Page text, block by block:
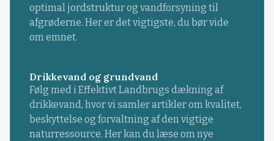
optimal jordstruktur og vandforsyning til
afgrøderne. Her er det vigtigste, du bør vide
om emnet.
Drikkevand og grundvand
Følg med i Effektivt Landbrugs dækning af
drikkevand, hvor vi samler artikler om kvalitet,
beskyttelse og forvaltning af den vigtige
naturressource. Her kan du læse om nye